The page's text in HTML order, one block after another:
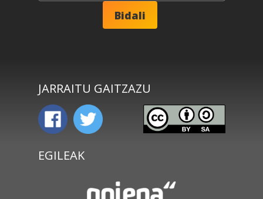
JARRAITU GAITZAZU
EGILEAK